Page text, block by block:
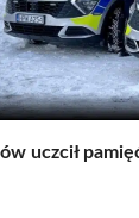
uczcił